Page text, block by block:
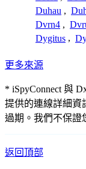
Duhau ,
Dvrn4 ,
Dygitus ,
更多來源
* iSpyConnect 與
提供的連線詳細資
過期。我們不保證
返回頂部